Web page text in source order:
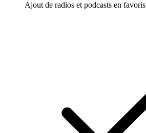
Ajout de radios et podcasts en favoris